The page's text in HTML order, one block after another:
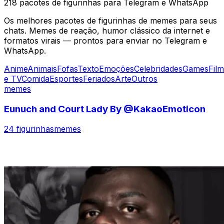
218 pacotes de figurinhas para Telegram e WhatsApp
Os melhores pacotes de figurinhas de memes para seus
chats. Memes de reação, humor clássico da internet e
formatos virais — prontos para enviar no Telegram e
WhatsApp.
AnimeAnimaisFofasTextoEmoçõesCelebridadesGames
e TVComidaEsportesFeriadosArteOutros
memes
Eunuch and Court Lady By @KakaoEmoticon
24 figurinhasmemes